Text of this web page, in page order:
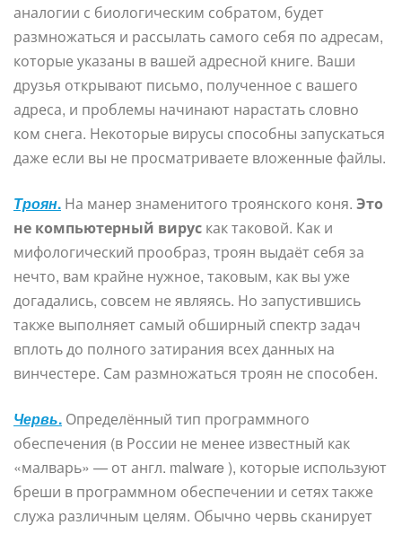
аналогии с биологическим собратом, будет
размножаться и рассылать самого себя по адресам,
которые указаны в вашей адресной книге. Ваши
друзья открывают письмо, полученное с вашего
адреса, и проблемы начинают нарастать словно
ком снега. Некоторые вирусы способны запускаться
даже если вы не просматриваете вложенные файлы.
Троян. На манер знаменитого троянского коня. Это
не компьютерный вирус как таковой. Как и
мифологический прообраз, троян выдаёт себя за
нечто, вам крайне нужное, таковым, как вы уже
догадались, совсем не являясь. Но запустившись
также выполняет самый обширный спектр задач
вплоть до полного затирания всех данных на
винчестере. Сам размножаться троян не способен.
Червь. Определённый тип программного
обеспечения (в России не менее известный как
«малварь» — от англ. malware ), которые используют
бреши в программном обеспечении и сетях также
служа различным целям. Обычно червь сканирует